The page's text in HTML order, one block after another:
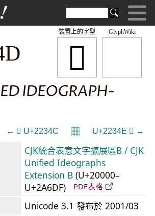
GlyphWiki
𢍍
裝置上的字型
IDEOGRAPH-
← 𢍌 U+2234C 𝄜 U+2234E 𢍎 →
CJK統合表意文字擴展區B / CJK
Unified Ideographs
Extension B (U+20000–
U+2A6DF)
PDF表格
Unicode 3.1 發布於 2001/03